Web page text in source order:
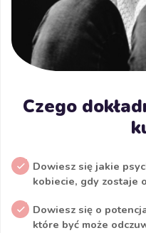
Czego
Dowiesz się jakie
kobiecie, gdy zostaje
Dowiesz się o
które być może